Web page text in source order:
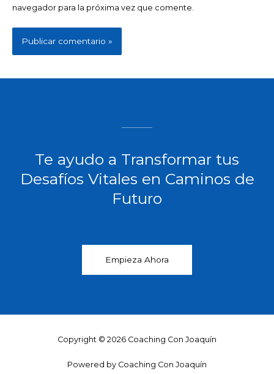
navegador para la próxima vez que comente.
Te ayudo a Transformar tus
Desafíos Vitales en Caminos de
Futuro​
Empieza Ahora
Copyright © 2026 Coaching Con Joaquín
Powered by Coaching Con Joaquín